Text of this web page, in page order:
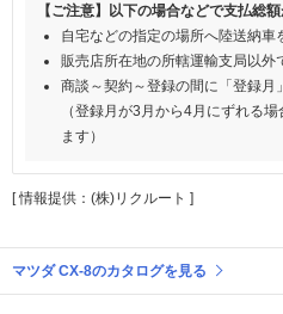
【ご注意】以下の場合などで支払総
自宅などの指定の場所へ陸送納車
販売店所在地の所轄運輸支局以外
商談～契約～登録の間に「登録月
（登録月が3月から4月にずれる
ます）
[ 情報提供：(株)リクルート ]
マツダ CX-8のカタログを見る